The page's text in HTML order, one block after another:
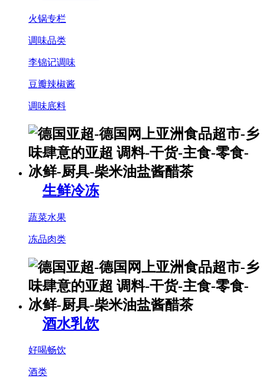
火锅专栏
调味品类
李锦记调味
豆瓣辣椒酱
调味底料
生鲜冷冻
蔬菜水果
冻品肉类
酒水乳饮
好喝畅饮
酒类